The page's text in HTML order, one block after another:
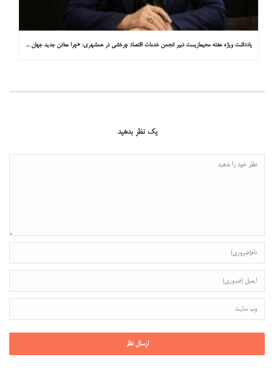
یادداشت ویژه هفته محیط‌زیست دبیر انجمن خدمات اقتصاد چرخشی در همشهری: «چرا معادن جدید جهان زیر زمین نیستند؟»
یک نظر بدهید